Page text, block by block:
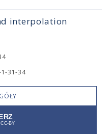
interpolation
31-34